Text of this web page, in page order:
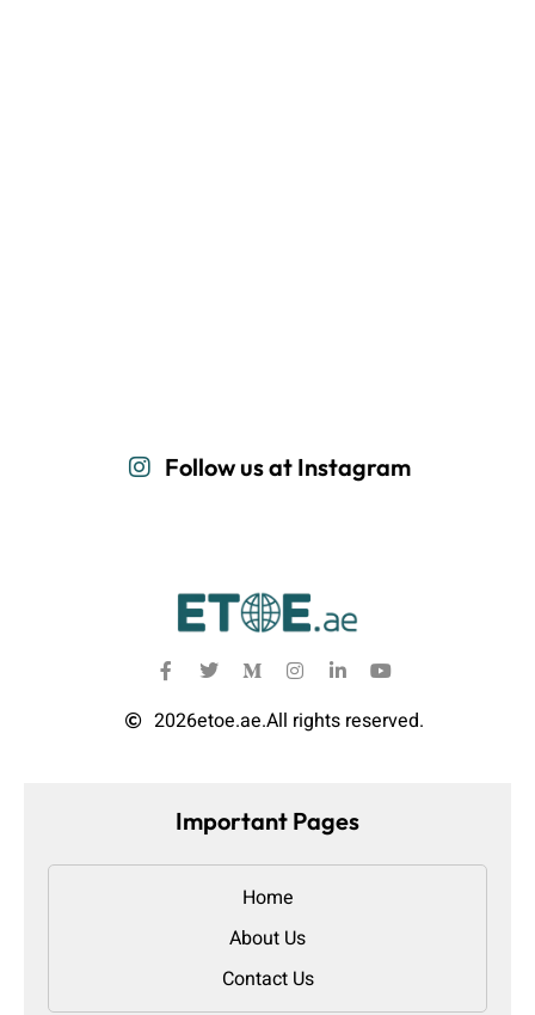
Follow us at Instagram
2026etoe.ae.All rights reserved.
Important Pages
Home
About Us
Contact Us